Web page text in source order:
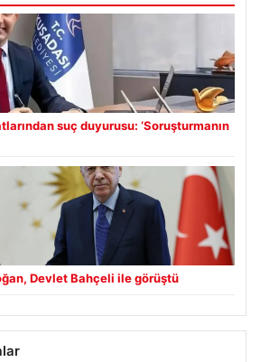
suç duyurusu: ‘Soruşturmanın
Devlet Bahçeli ile görüştü